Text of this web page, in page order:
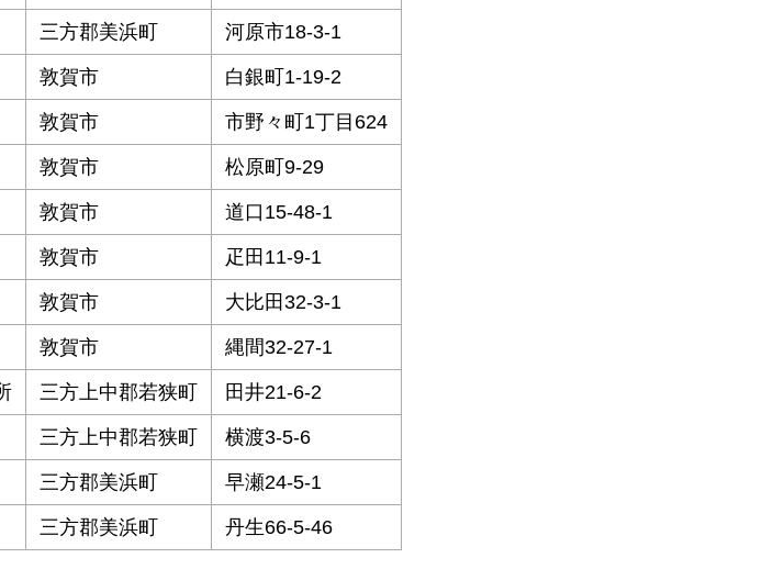
三方郡美浜町
河原市18-3-1
敦賀市
白銀町1-19-2
敦賀市
市野々町1丁目624
敦賀市
松原町9-29
敦賀市
道口15-48-1
敦賀市
疋田11-9-1
敦賀市
大比田32-3-1
敦賀市
縄間32-27-1
三方上中郡若狭町
田井21-6-2
三方上中郡若狭町
横渡3-5-6
三方郡美浜町
早瀬24-5-1
三方郡美浜町 丹生66-5-46